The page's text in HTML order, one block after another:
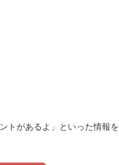
トがあるよ」といった情報を